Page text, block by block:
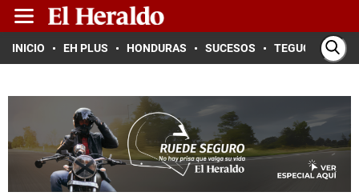
INICIO EH PLUS HONDURAS SUCESOS TEGUCIGALPA